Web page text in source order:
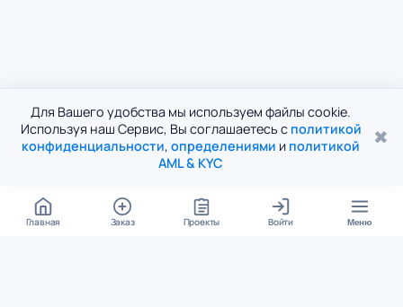
Для Вашего удобства мы используем файлы cookie.
Используя наш Сервис, Вы соглашаетесь с политикой
конфиденциальности, определениями и политикой
AML & KYC
✖
Главная Заказ Проекты Войти Меню